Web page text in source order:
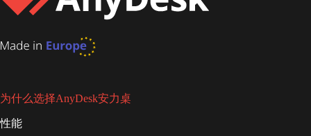
为什么选择AnyDesk安力桌
性能